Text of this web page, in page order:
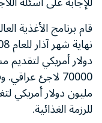
قام برنامج الأغذية
دولار أمريكي
مليون دولار أمريكي
للرزمة الغذائية.